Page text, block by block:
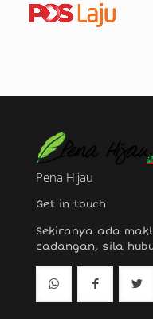
Pena Hijau
Get in touch
Sekiranya ada
cadangan, sila